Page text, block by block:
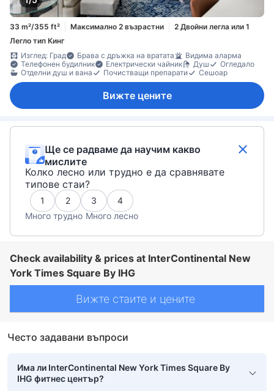
33 m²/355 ft² Максимално 2 възрастни
2 Двойни легла или 1
Легло тип Кинг
Изглед: Град
Брава с дръжка на вратата
Видима аларма
Телефонен будилник
Електрически чайник Душ
Огледало
Отделни душ и вана
Почистващи препарати Сешоар
Вижте цените
Ще се радваме да научим какво
мислите
Колко лесно или трудно е да сравнявате
типове стаи?
1 2 3
4
Много трудно Много лесно
Check availability & prices at InterContinental New
York Times Square By IHG
Вижте стаите и цените
Често задавани въпроси
Има ли InterContinental New York Times Square By
IHG фитнес център?